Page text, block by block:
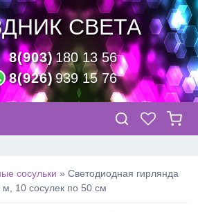
СВЕТА
8(903)180 13 56
8(926)939 15 76
сосульки » Светодиодная гирлянда
10 сосулек по 50 см